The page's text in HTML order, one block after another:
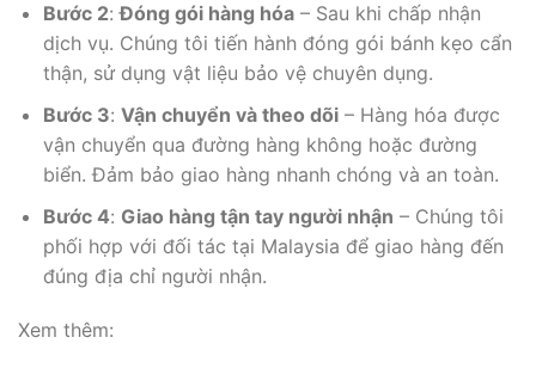
Bước 2:Đóng gói hàng hóa– Sau khi chấp nhận
dịch vụ. Chúng tôi tiến hành đóng gói bánh kẹo cẩn
thận, sử dụng vật liệu bảo vệ chuyên dụng.
Bước 3: Vận chuyển và theo dõi– Hàng hóa được
vận chuyển qua đường hàng không hoặc đường
biển. Đảm bảo giao hàng nhanh chóng và an toàn.
Bước 4: Giao hàng tận tay người nhận – Chúng tôi
phối hợp với đối tác tại Malaysia để giao hàng đến
đúng địa chỉ người nhận.
Xem thêm: